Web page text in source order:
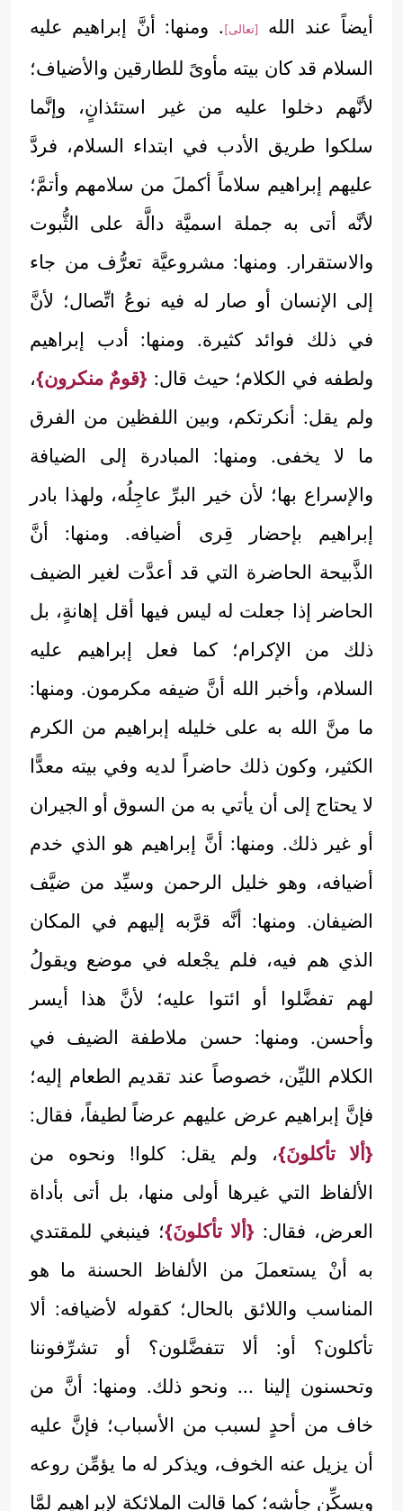
أيضاً عند الله
[تعالى] . ومنها: أنَّ إبراهيم عليه
السلام قد كان بيته مأوىً للطارقين والأضياف؛
لأنَّهم دخلوا عليه من غير استئذانٍ، وإنَّما
سلكوا طريق الأدب في ابتداء السلام، فردَّ
عليهم إبراهيم سلاماً أكملَ من سلامهم وأتمَّ؛
لأنَّه أتى به جملة اسميَّة دالَّة على الثُّبوت
والاستقرار. ومنها: مشروعيَّة تعرُّف من جاء
إلى الإنسان أو صار له فيه نوعُ اتِّصال؛ لأنَّ
في ذلك فوائد كثيرة. ومنها: أدب إبراهيم
ولطفه في الكلام؛ حيث قال: {قومٌ منكرون}،
ولم يقل: أنكرتكم، وبين اللفظين من الفرق
ما لا يخفى. ومنها: المبادرة إلى الضيافة
والإسراع بها؛ لأن خير البرِّ عاجِلُه، ولهذا بادر
إبراهيم بإحضار قِرى أضيافه. ومنها: أنَّ
الذَّبيحة الحاضرة التي قد أعدَّت لغير الضيف
الحاضر إذا جعلت له ليس فيها أقل إهانةٍ، بل
ذلك من الإكرام؛ كما فعل إبراهيم عليه
السلام، وأخبر الله أنَّ ضيفه مكرمون. ومنها:
ما منَّ الله به على خليله إبراهيم من الكرم
الكثير، وكون ذلك حاضراً لديه وفي بيته معدًّا
لا يحتاج إلى أن يأتي به من السوق أو الجيران
أو غير ذلك. ومنها: أنَّ إبراهيم هو الذي خدم
أضيافه، وهو خليل الرحمن وسيِّد من ضيَّف
الضيفان. ومنها: أنَّه قرَّبه إليهم في المكان
الذي هم فيه، فلم يجْعله في موضع ويقولُ
لهم تفضَّلوا أو ائتوا عليه؛ لأنَّ هذا أيسر
وأحسن. ومنها: حسن ملاطفة الضيف في
الكلام الليِّن، خصوصاً عند تقديم الطعام إليه؛
فإنَّ إبراهيم عرض عليهم عرضاً لطيفاً، فقال:
{ألا تأكلونَ}، ولم يقل: كلوا! ونحوه من
الألفاظ التي غيرها أولى منها، بل أتى بأداة
العرض، فقال: {ألا تأكلونَ}؛ فينبغي للمقتدي
به أنْ يستعملَ من الألفاظ الحسنة ما هو
المناسب واللائق بالحال؛ كقوله لأضيافه: ألا
تأكلون؟ أو: ألا تتفضَّلون؟ أو تشرِّفوننا
وتحسنون إلينا ... ونحو ذلك. ومنها: أنَّ من
خاف من أحدٍ لسبب من الأسباب؛ فإنَّ عليه
أن يزيل عنه الخوف، ويذكر له ما يؤمِّن روعه
ويسكِّن جأشه؛ كما قالت الملائكة لإبراهيم لمَّا